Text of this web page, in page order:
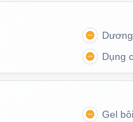
chế độ rung và thậm
Dụng
Gel